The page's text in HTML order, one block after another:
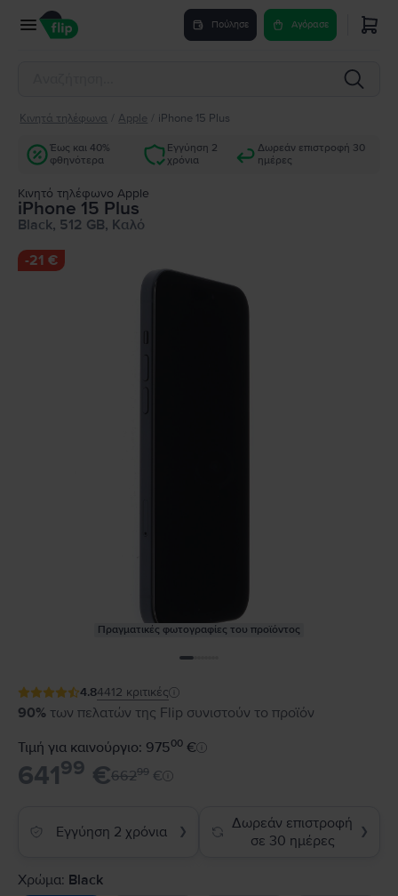
Πούλησε Αγόρασε
Κινητά τηλέφωνα Apple iPhone 15 Plus
Έως και 40%
φθηνότερα
Εγγύηση 2
χρόνια
Δωρεάν επιστροφή 30
ημέρες
Κινητό τηλέφωνο Apple
iPhone 15 Plus
Black, 512 GB, Καλό
-21 €
Πραγματικές φωτογραφίες του προϊόντος
4.84412 κριτικές
90% των πελατών της Flip συνιστούν το προϊόν
Τιμή για καινούργιο: 97500 €
64199 €66299 €
Εγγύηση 2 χρόνια ❯
Δωρεάν επιστροφή
σε 30 ημέρες
❯
Χρώμα: Black